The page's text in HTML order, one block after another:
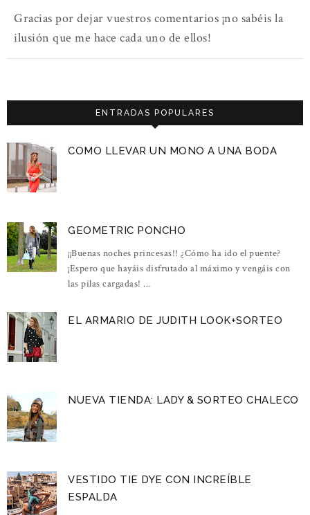
Gracias por dejar vuestros comentarios ¡no sabéis la
ilusión que me hace cada uno de ellos!
ENTRADAS POPULARES
COMO LLEVAR UN MONO A UNA BODA
GEOMETRIC PONCHO
¡¡Buenas noches princesas!! ¿Cómo ha ido el puente?
¡Espero que hayáis disfrutado al máximo y vengáis con
las pilas cargadas! ...
EL ARMARIO DE JUDITH LOOK+SORTEO
NUEVA TIENDA: LADY & SORTEO CHALECO
VESTIDO TIE DYE CON INCREÍBLE
ESPALDA